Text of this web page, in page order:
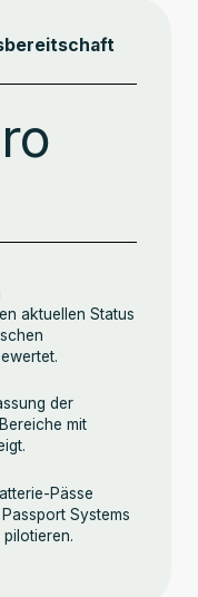
aktuellen Status
der
mit
Pässe
Systems